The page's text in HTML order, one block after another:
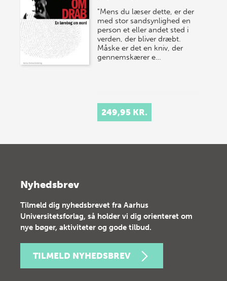
"Mens du læser dette, er der
med stor sandsynlighed en
person et eller andet sted i
verden, der bliver dræbt.
Måske er det en kniv, der
gennemskærer e…
249,95 KR.
Nyhedsbrev
Tilmeld dig nyhedsbrevet fra Aarhus
Universitetsforlag, så holder vi dig orienteret om
nye bøger, aktiviteter og gode tilbud.
TILMELD NYHEDSBREV